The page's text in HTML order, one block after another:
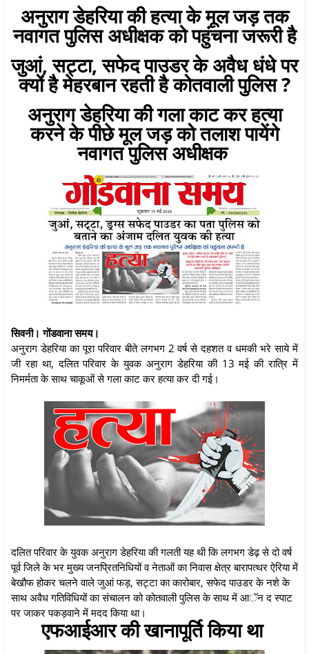
अनुराग डेहरिया की हत्या के मूल जड़ तक
नवागत पुलिस अधीक्षक को पहुंचना जरूरी है
जुआं, सट्टा, सफेद पाउडर के अवैध धंधे पर
क्यों है मेहरबान रहती है कोतवाली पुलिस ?
अनुराग डेहरिया की गला काट कर हत्या
करने के पीछे मूल जड़ को तलाश पायेंगे
नवागत पुलिस अधीक्षक
सिवनी। गोंडवाना समय।
अनुराग डेहरिया का पूरा परिवार बीते लगभग 2 वर्ष से दहशत व धमकी भरे साये में
जी रहा था, दलित परिवार के युवक अनुराग डेहरिया की 13 मई की रात्रि में
निमर्मता के साथ चाकूओं से गला काट कर हत्या कर दी गई।
दलित परिवार के युवक अनुराग डेहरिया की गलती यह थी कि लगभग डेढ़ से दो वर्ष
पूर्व जिले के भर मुख्य जनप्रितनिधियों व नेताओं का निवास क्षेत्र बारापत्थर ऐरिया में
बेखौफ होकर चलने वाले जुआं फड़, सट्टा का कारोबार, सफेद पाउडर के नशे के
साथ अवैध गतिविधियों का संचालन को कोतवाली पुलिस के साथ में आॅन द स्पाट
पर जाकर पकड़वाने में मदद किया था।
एफआईआर की खानापूर्ति किया था